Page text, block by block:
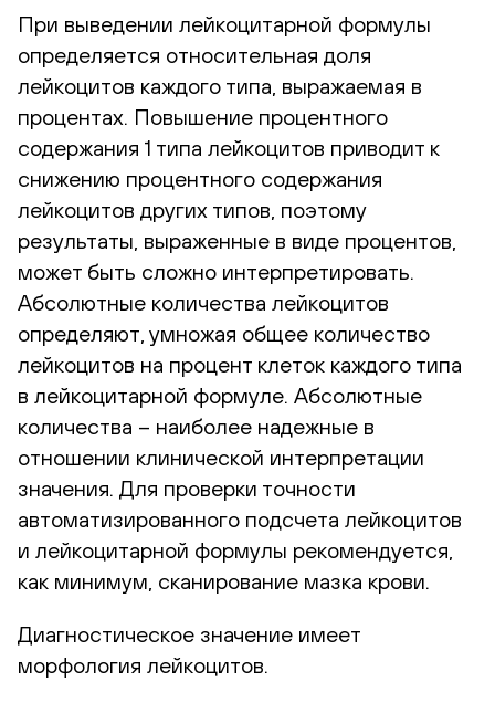
При выведении лейкоцитарной формулы
определяется относительная доля
лейкоцитов каждого типа, выражаемая в
процентах. Повышение процентного
содержания 1 типа лейкоцитов приводит к
снижению процентного содержания
лейкоцитов других типов, поэтому
результаты, выраженные в виде процентов,
может быть сложно интерпретировать.
Абсолютные количества лейкоцитов
определяют, умножая общее количество
лейкоцитов на процент клеток каждого типа
в лейкоцитарной формуле. Абсолютные
количества – наиболее надежные в
отношении клинической интерпретации
значения. Для проверки точности
автоматизированного подсчета лейкоцитов
и лейкоцитарной формулы рекомендуется,
как минимум, сканирование мазка крови.
Диагностическое значение имеет
морфология лейкоцитов.